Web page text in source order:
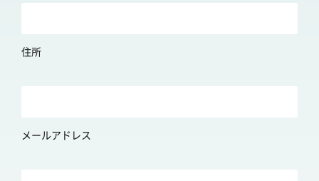
住所
メールアドレス